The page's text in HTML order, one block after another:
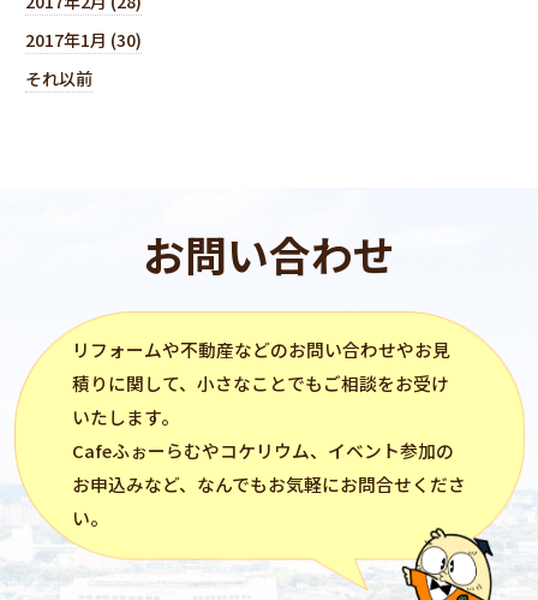
2017年1月 (30)
それ以前
お問い合わせ
リフォームや不動産などのお問い合わせやお見
積りに関して、小さなことでもご相談をお受け
いたします。
Cafeふぉーらむやコケリウム、イベント参加の
お申込みなど、なんでもお気軽にお問合せくださ
い。